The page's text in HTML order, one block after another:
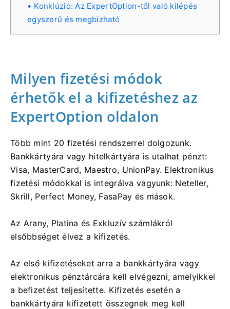
Konklúzió: Az ExpertOption-től való kilépés
egyszerű és megbízható
Milyen fizetési módok
érhetők el a kifizetéshez az
ExpertOption oldalon
Több mint 20 fizetési rendszerrel dolgozunk.
Bankkártyára vagy hitelkártyára is utalhat pénzt:
Visa, MasterCard, Maestro, UnionPay. Elektronikus
fizetési módokkal is integrálva vagyunk: Neteller,
Skrill, Perfect Money, FasaPay és mások.
Az Arany, Platina és Exkluzív számlákról
elsőbbséget élvez a kifizetés.
Az első kifizetéseket arra a bankkártyára vagy
elektronikus pénztárcára kell elvégezni, amelyikkel
a befizetést teljesítette. Kifizetés esetén a
bankkártyára kifizetett összegnek meg kell